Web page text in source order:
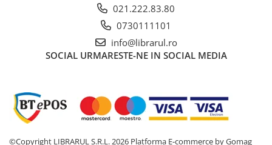
Invatamant superior
Al Doilea Razboi Mondial
Biografii, memorii si jurnale
Istoria comunismului
021.222.83.80
0730111101
info@librarul.ro
SOCIAL URMARESTE-NE IN SOCIAL MEDIA
©Copyright LIBRARUL S.R.L. 2026 Platforma E-commerce by Gomag